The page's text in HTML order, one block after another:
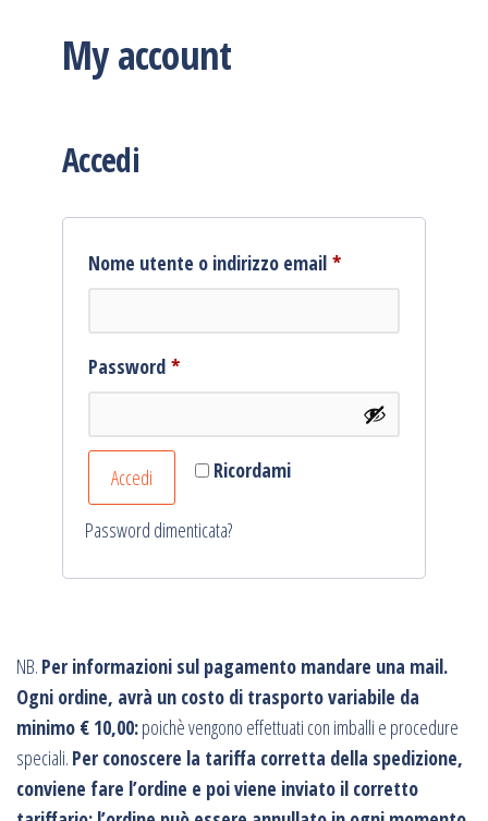
My account
Accedi
Nome utente o indirizzo email *Richiesto
Password *Richiesto
Ricordami
Accedi
Password dimenticata?
NB. Per informazioni sul pagamento mandare una mail.
Ogni ordine, avrà un costo di trasporto variabile da
minimo € 10,00:poichè vengono effettuati con imballi e procedure
speciali. Per conoscere la tariffa corretta della spedizione,
conviene fare l’ordine e poi viene inviato il corretto